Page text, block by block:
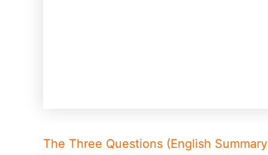
The Three Questions (English